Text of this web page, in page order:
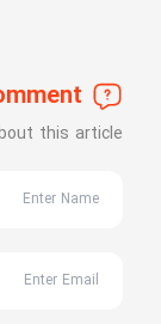
this article?